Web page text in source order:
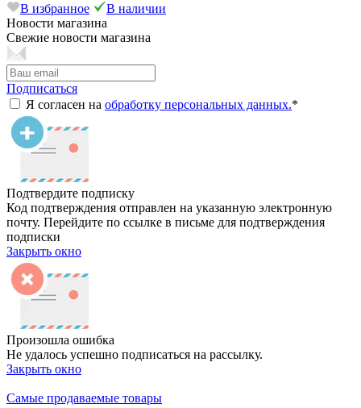
В избранное
В наличии
Новости магазина
Свежие новости магазина
Подписаться
Я согласен на обработку персональных данных.*
Подтвердите подписку
Код подтверждения отправлен на указанную электронную
почту. Перейдите по ссылке в письме для подтверждения
подписки
Закрыть окно
Произошла ошибка
Не удалось успешно подписаться на рассылку.
Закрыть окно
Самые продаваемые товары